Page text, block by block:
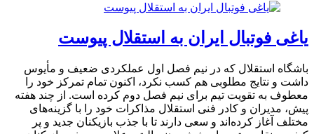
یاغی فوتبال ایران به استقلال پیوست
باشگاه استقلال که در نیم فصل اول عملکردی ضعیف و مأیوس
داشت و نتایج مطلوبی هم کسب نکرد، اکنون تمام تمرکز خود را
معطوف به تقویت تیم برای نیم فصل دوم کرده است. از چند هفته
پیش، مدیران و کادر فنی استقلال مذاکرات خود را با گزینه‌های
مختلف آغاز کرده‌اند و سعی دارند تا با جذب بازیکنان جدید و پر